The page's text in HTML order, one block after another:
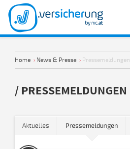
Home › News & Presse › Pressemeldungen
/ PRESSEMELDUNGEN
Aktuelles Pressemeldungen